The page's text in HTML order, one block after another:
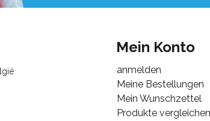
Mein Konto
anmelden
Meine Bestellungen
Mein Wunschzettel
Produkte vergleichen